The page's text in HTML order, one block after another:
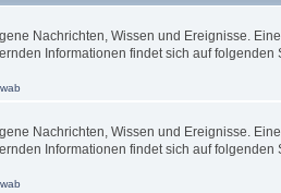
Nachrichten, Wissen und Ereignisse.
Informationen findet sich auf
Nachrichten, Wissen und Ereignisse.
Informationen findet sich auf